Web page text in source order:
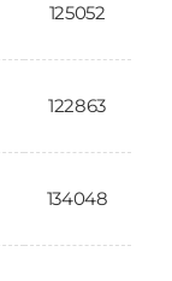
125052
122863
134048